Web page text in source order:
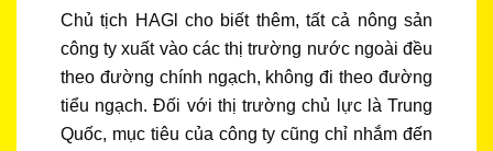
Chủ tịch HAGl cho biết thêm, tất cả nông sản
công ty xuất vào các thị trường nước ngoài đều
theo đường chính ngạch, không đi theo đường
tiểu ngạch. Đối với thị trường chủ lực là Trung
Quốc, mục tiêu của công ty cũng chỉ nhắm đến